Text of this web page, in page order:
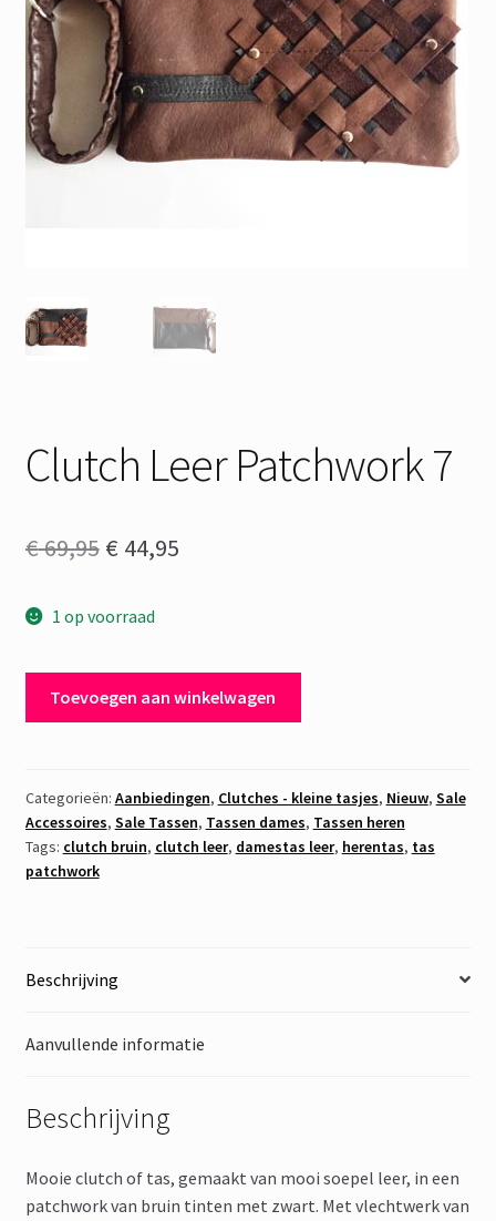
Clutch Leer Patchwork 7
€69,95 Oorspronkelijke
was:
€ 69,95.
€ 44,95Huidige
€ 44,95.
1 op voorraad
aantal
Toevoegen aan winkelwagen
Categorieën: Aanbiedingen, Clutches - kleine tasjes, Nieuw, Sale
Accessoires, Sale Tassen, Tassen dames, Tassen heren
Tags: clutch bruin, clutch leer, damestas leer, herentas, tas
patchwork
Beschrijving
Aanvullende informatie
Beschrijving
Mooie clutch of tas, gemaakt van mooi soepel leer, in een
patchwork van bruin tinten met zwart. Met vlechtwerk van